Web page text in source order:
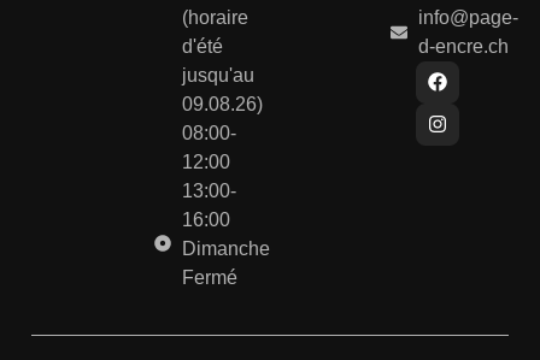
(horaire
d'été
jusqu'au
09.08.26)
08:00-
12:00
13:00-
16:00
Dimanche
Fermé
info@page-
d-encre.ch